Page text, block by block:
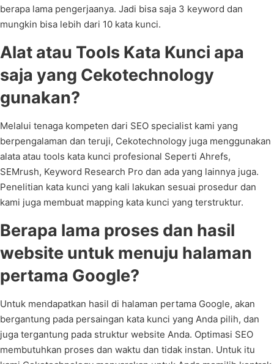
berapa lama pengerjaanya. Jadi bisa saja 3 keyword dan
mungkin bisa lebih dari 10 kata kunci.
Alat atau Tools Kata Kunci apa
saja yang Cekotechnology
gunakan?
Melalui tenaga kompeten dari SEO specialist kami yang
berpengalaman dan teruji, Cekotechnology juga menggunakan
alata atau tools kata kunci profesional Seperti Ahrefs,
SEMrush, Keyword Research Pro dan ada yang lainnya juga.
Penelitian kata kunci yang kali lakukan sesuai prosedur dan
kami juga membuat mapping kata kunci yang terstruktur.
Berapa lama proses dan hasil
website untuk menuju halaman
pertama Google?
Untuk mendapatkan hasil di halaman pertama Google, akan
bergantung pada persaingan kata kunci yang Anda pilih, dan
juga tergantung pada struktur website Anda. Optimasi SEO
membutuhkan proses dan waktu dan tidak instan. Untuk itu